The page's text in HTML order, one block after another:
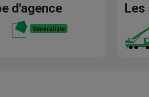
d'agence
Généraliste
Les